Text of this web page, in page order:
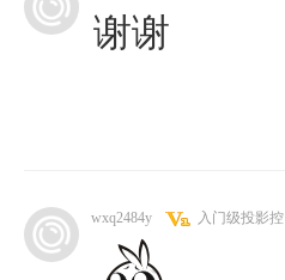
谢谢
wxq2484y 入门级投影控